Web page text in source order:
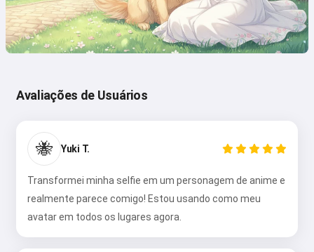
Avaliações de Usuários
🐝 Yuki T.
Transformei minha selfie em um personagem de anime e
realmente parece comigo! Estou usando como meu
avatar em todos os lugares agora.